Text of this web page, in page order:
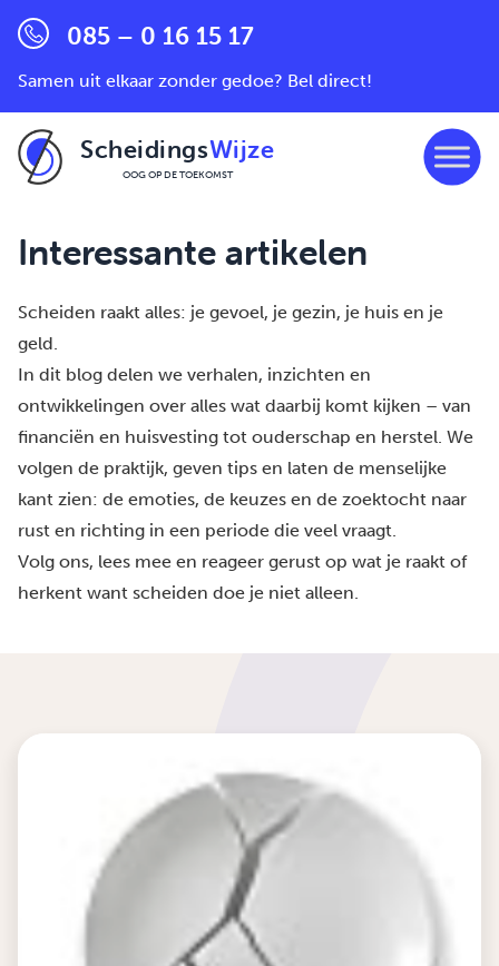
085 – 0 16 15 17
Samen uit elkaar zonder gedoe? Bel direct!
ScheidingsWijze
OOG OP DE TOEKOMST
Interessante artikelen
Scheiden raakt alles: je gevoel, je gezin, je huis en je
geld.
In dit blog delen we verhalen, inzichten en
ontwikkelingen over alles wat daarbij komt kijken – van
financiën en huisvesting tot ouderschap en herstel. We
volgen de praktijk, geven tips en laten de menselijke
kant zien: de emoties, de keuzes en de zoektocht naar
rust en richting in een periode die veel vraagt.
Volg ons, lees mee en reageer gerust op wat je raakt of
herkent want scheiden doe je niet alleen.